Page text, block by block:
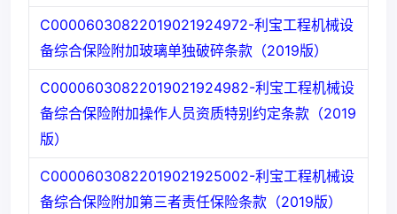
C00006030822019021924972-利宝工程机械设
备综合保险附加玻璃单独破碎条款（2019版）
C00006030822019021924982-利宝工程机械设
备综合保险附加操作人员资质特别约定条款（2019
版）
C00006030822019021925002-利宝工程机械设
备综合保险附加第三者责任保险条款（2019版）